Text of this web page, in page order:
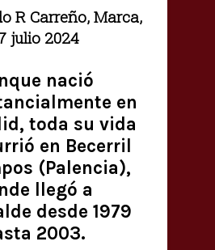
R Carreño, Marca,
julio 2024
nació
en
toda su vida
en Becerril
(Palencia),
llegó a
desde 1979
2003.